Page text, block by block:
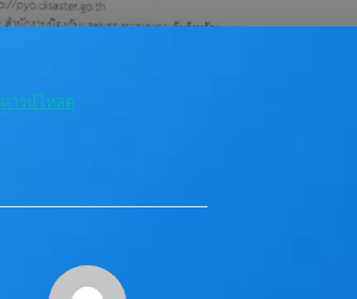
ดาวน์โหลด
POST AUTHOR